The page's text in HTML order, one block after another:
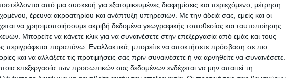
από μια συσκευή για εξατομικευμένες διαφημίσεις και περιεχόμενο, μέτρηση
έρευνα ακροατηρίου και ανάπτυξη υπηρεσιών. Με την άδειά σας, εμείς και οι
να χρησιμοποιήσουμε ακριβή δεδομένα γεωγραφικής τοποθεσίας και ταυτοποίησης
Μπορείτε να κάνετε κλικ για να συναινέσετε στην επεξεργασία από εμάς και τους
περιγράφεται παραπάνω. Εναλλακτικά, μπορείτε να αποκτήσετε πρόσβαση σε πιο
και να αλλάξετε τις προτιμήσεις σας πριν συναινέσετε ή να αρνηθείτε να συναινέσετε.
επεξεργασία των προσωπικών σας δεδομένων ενδέχεται να μην απαιτεί τη